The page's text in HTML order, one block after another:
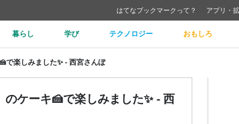
はてなブックマークって？ アプリ・
暮らし 学び テクノロジー おもしろ
で楽しみました✨ - 西宮さんぽ
ケーキ🍰で楽しみました✨ - 西